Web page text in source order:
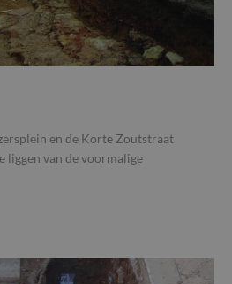
en de Korte Zoutstraat
liggen van de voormalige